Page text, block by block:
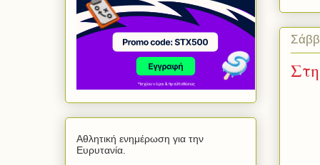
Αθλητική ενημέρωση για την
Ευρυτανία.